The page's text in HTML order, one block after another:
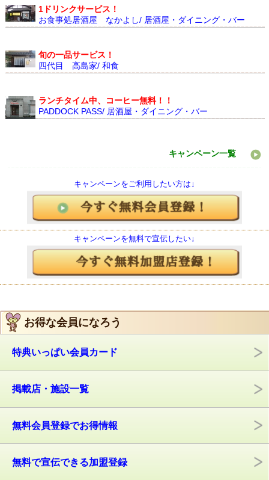
1ドリンクサービス！
お食事処居酒屋 なかよし/ 居酒屋・ダイニング・バー
旬の一品サービス！
四代目 高島家/ 和食
ランチタイム中、コーヒー無料！！
PADDOCK PASS/ 居酒屋・ダイニング・バー
キャンペーン一覧
キャンペーンをご利用したい方は↓
キャンペーンを無料で宣伝したい↓
お得な会員になろう
特典いっぱい会員カード
掲載店・施設一覧
無料会員登録でお得情報
無料で宣伝できる加盟登録